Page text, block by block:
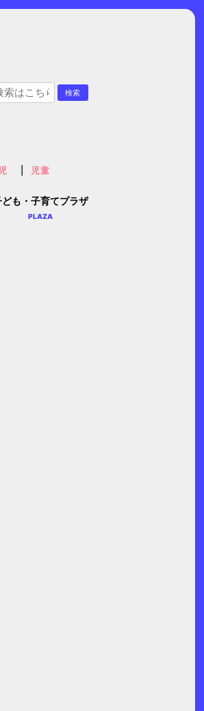
ども・子育てプラザ
PLAZA
児童